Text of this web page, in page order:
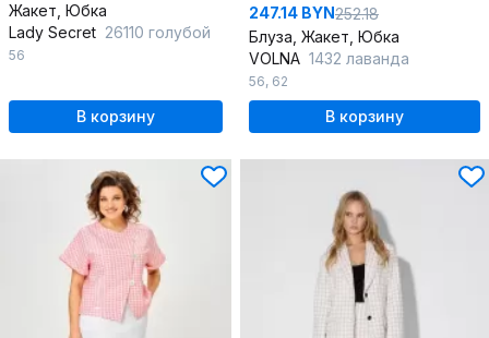
Жакет, Юбка
Lady Secret 26110 голубой
56
В корзину
247.14 BYN252.18
Блуза, Жакет, Юбка
VOLNA 1432 лаванда
56, 62
В корзину